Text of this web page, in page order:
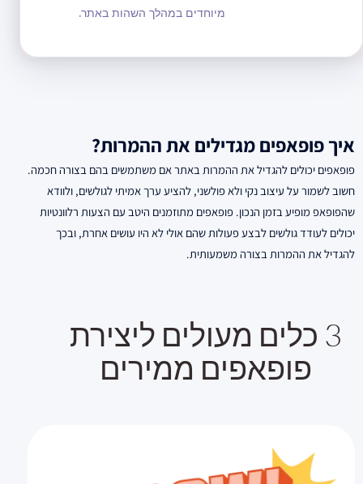
מיוחדים במהלך השהות באתר.
איך פופאפים מגדילים את ההמרות?
פופאפים יכולים להגדיל את ההמרות באתר אם משתמשים בהם בצורה חכמה.
חשוב לשמור על עיצוב נקי ולא פולשני, להציע ערך אמיתי לגולשים, ולוודא
שהפופאפ מופיע בזמן הנכון. פופאפים מתוזמנים היטב עם הצעות רלוונטיות
יכולים לעודד גולשים לבצע פעולות שהם אולי לא היו עושים אחרת, ובכך
להגדיל את ההמרות בצורה משמעותית.
3 כלים מעולים ליצירת
פופאפים ממירים